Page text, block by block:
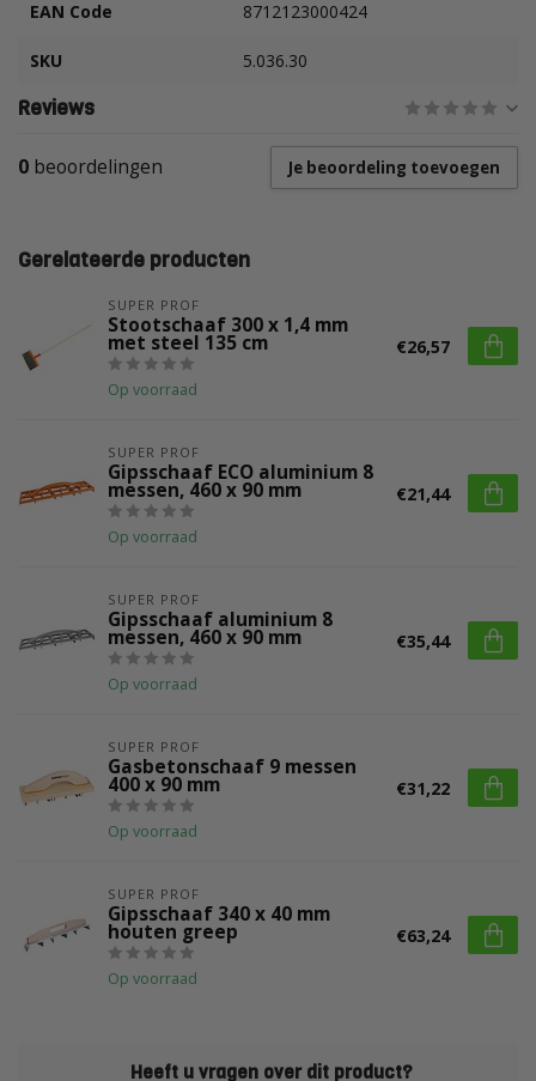
EAN Code 8712123000424
SKU 5.036.30
Reviews
0 beoordelingen Je beoordeling toevoegen
Gerelateerde producten
SUPER PROF
Stootschaaf 300 x 1,4 mm
met steel 135 cm
Op voorraad
€26,57
SUPER PROF
Gipsschaaf ECO aluminium 8
messen, 460 x 90 mm
Op voorraad
€21,44
SUPER PROF
Gipsschaaf aluminium 8
messen, 460 x 90 mm
Op voorraad
€35,44
SUPER PROF
Gasbetonschaaf 9 messen
400 x 90 mm
Op voorraad
€31,22
SUPER PROF
Gipsschaaf 340 x 40 mm
houten greep
Op voorraad
€63,24
Heeft u vragen over dit product?